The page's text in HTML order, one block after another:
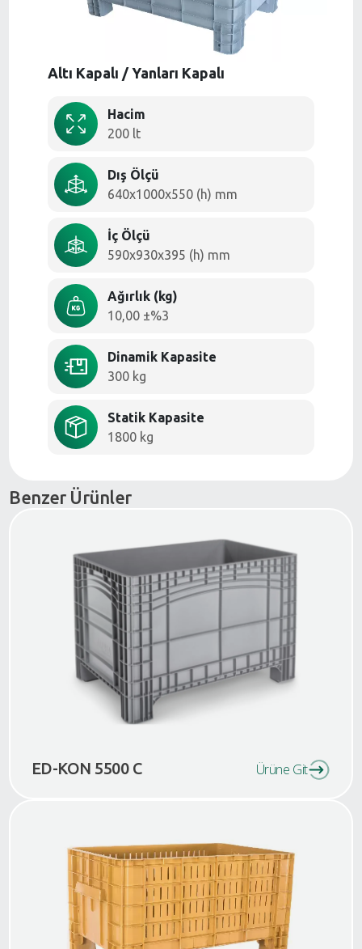
Altı Kapalı / Yanları Kapalı
Hacim
200 lt
Dış Ölçü
640x1000x550 (h) mm
İç Ölçü
590x930x395 (h) mm
Ağırlık (kg)
10,00 ±%3
Dinamik Kapasite
300 kg
Statik Kapasite
1800 kg
Benzer Ürünler
ED-KON 5500 C Ürüne Git